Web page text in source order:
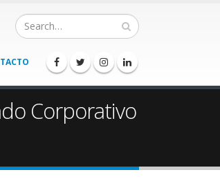
Corporativo